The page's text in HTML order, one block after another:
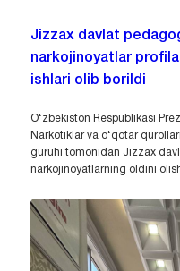
Jizzax davlat
narkojinoyatlar
ishlari olib borildi
O‘zbekiston Respublikasi
Narkotiklar va o‘qotar
guruhi tomonidan Jizzax
narkojinoyatlarning oldini